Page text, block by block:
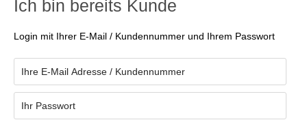
Ich bin bereits Kunde
Login mit Ihrer E-Mail / Kundennummer und Ihrem Passwort